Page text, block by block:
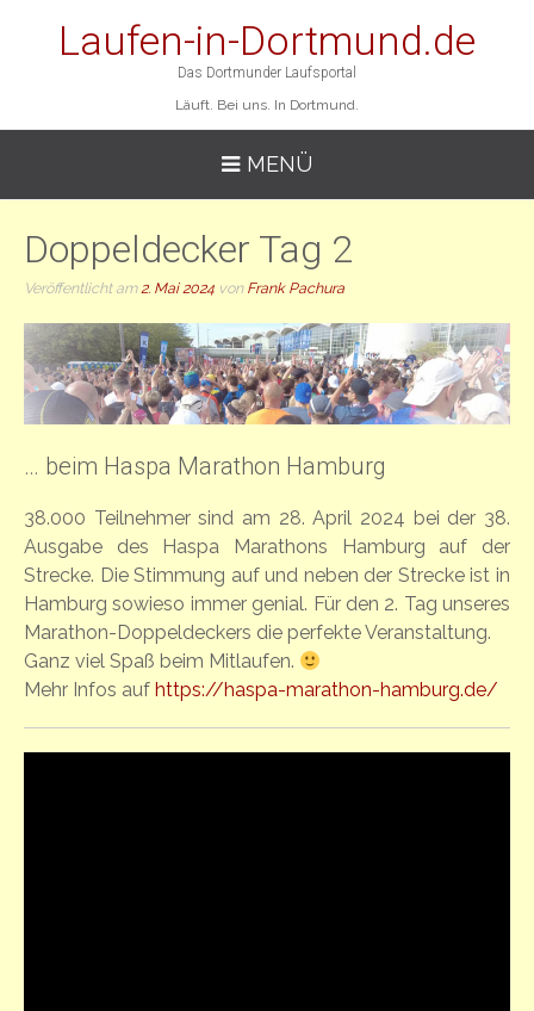
Laufen-in-Dortmund.de
Das Dortmunder Laufsportal
Läuft. Bei uns. In Dortmund.
MENÜ
Doppeldecker Tag 2
Veröffentlicht am2. Mai 2024 von Frank Pachura
… beim Haspa Marathon Hamburg
38.000 Teilnehmer sind am 28. April 2024 bei der 38.
Ausgabe des Haspa Marathons Hamburg auf der
Strecke. Die Stimmung auf und neben der Strecke ist in
Hamburg sowieso immer genial. Für den 2. Tag unseres
Marathon-Doppeldeckers die perfekte Veranstaltung.
Ganz viel Spaß beim Mitlaufen.
Mehr Infos auf https://haspa-marathon-hamburg.de/